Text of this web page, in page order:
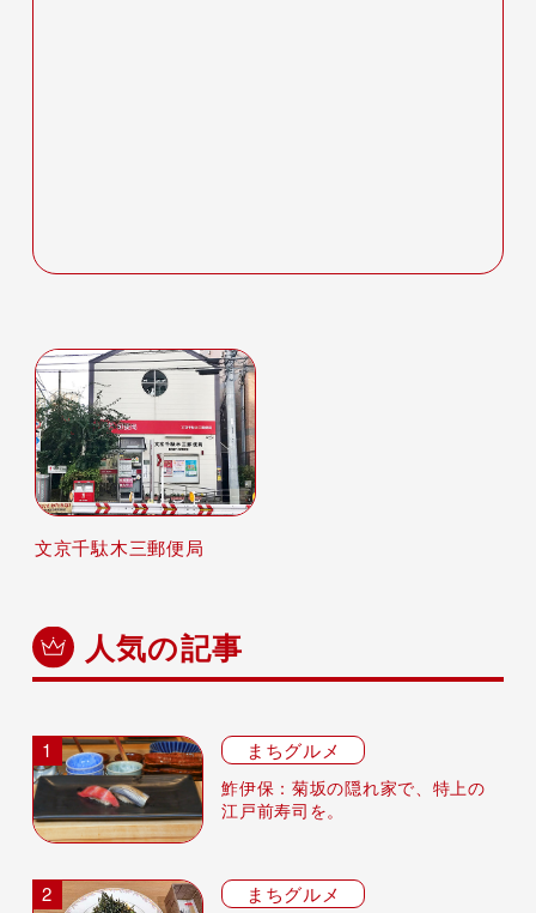
文京千駄木三郵便局
人気の記事
まちグルメ
鮓伊保：菊坂の隠れ家で、特上の
江戸前寿司を。
まちグルメ